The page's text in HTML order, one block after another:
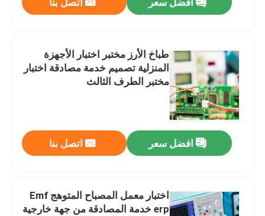
مسكن
افضل سعر اتصل بنا
طباخ الأرز مختبر اختبار الأجهزة
المنزلية تصميم خدمة مصادقة اختبار
مختبر الطرف الثالث
افضل سعر اتصل بنا
اختبار معمل المصباح المتوهج Emf
erp خدمة المصادقة من جهة خارجية